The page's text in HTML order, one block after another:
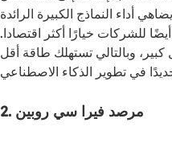
أداء النماذج الكبيرة الرائدة
أسرع وتوفر أيضًا للشركات خيارًا أكثر اقتصادا.
2. مرصد فيرا سي روبين